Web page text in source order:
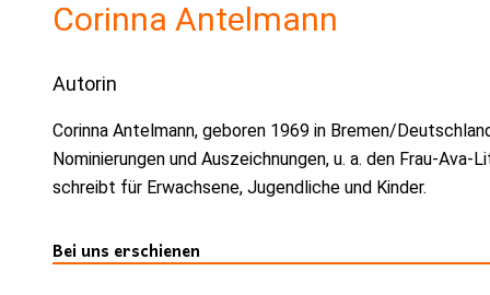
Corinna Antelmann
Autorin
Corinna Antelmann, geboren 1969 in Bremen/
Nominierungen und Auszeichnungen, u. a. den Frau-
schreibt für Erwachsene, Jugendliche und Kinder.
Bei uns erschienen